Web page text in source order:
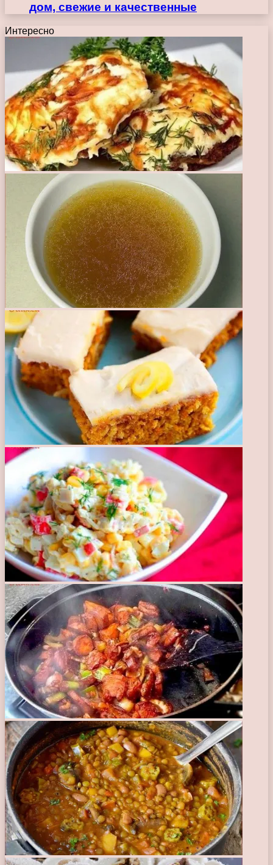
дом, свежие и качественные
Интересно